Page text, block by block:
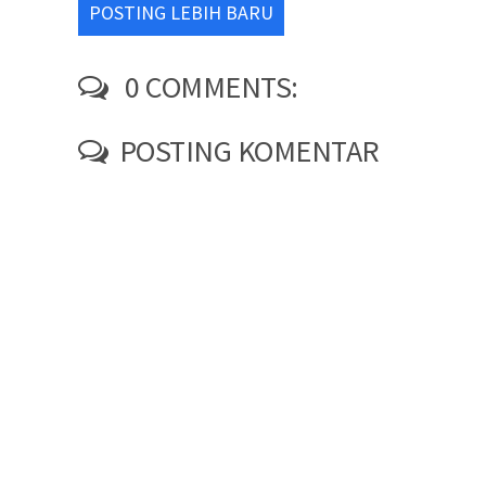
POSTING LEBIH BARU
0 COMMENTS:
POSTING KOMENTAR